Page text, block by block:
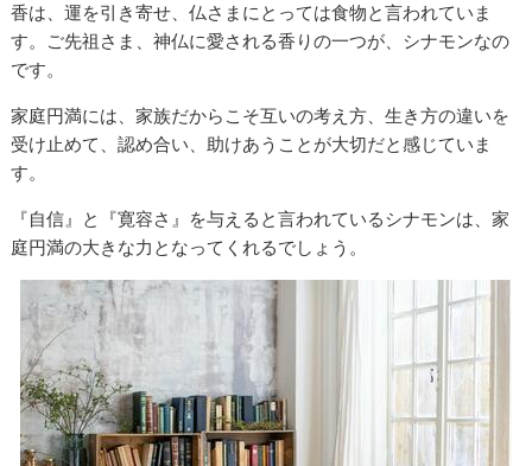
香は、運を引き寄せ、仏さまにとっては食物と言われていま
す。ご先祖さま、神仏に愛される香りの一つが、シナモンなの
です。
家庭円満には、家族だからこそ互いの考え方、生き方の違いを
受け止めて、認め合い、助けあうことが大切だと感じていま
す。
『自信』と『寛容さ』を与えると言われているシナモンは、家
庭円満の大きな力となってくれるでしょう。